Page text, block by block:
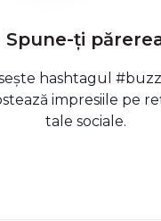
Spune-ți
hashtagul
impresiile pe
tale sociale.